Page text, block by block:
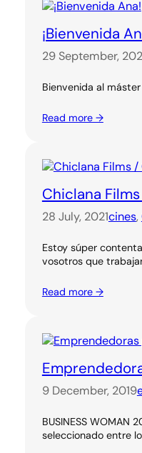
¡Bienvenida
29 September,
Bienvenida al
Read more →
Chiclana
28 July, 2021cines,
Estoy súper
vosotros que
Read more →
9 December, 2019
BUSINESS
seleccionado entre